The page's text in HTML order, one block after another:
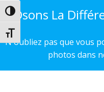
Passer en contraste élevé
Changer la taille de la police
Osons La
N'oubliez pas que vous
photos dans